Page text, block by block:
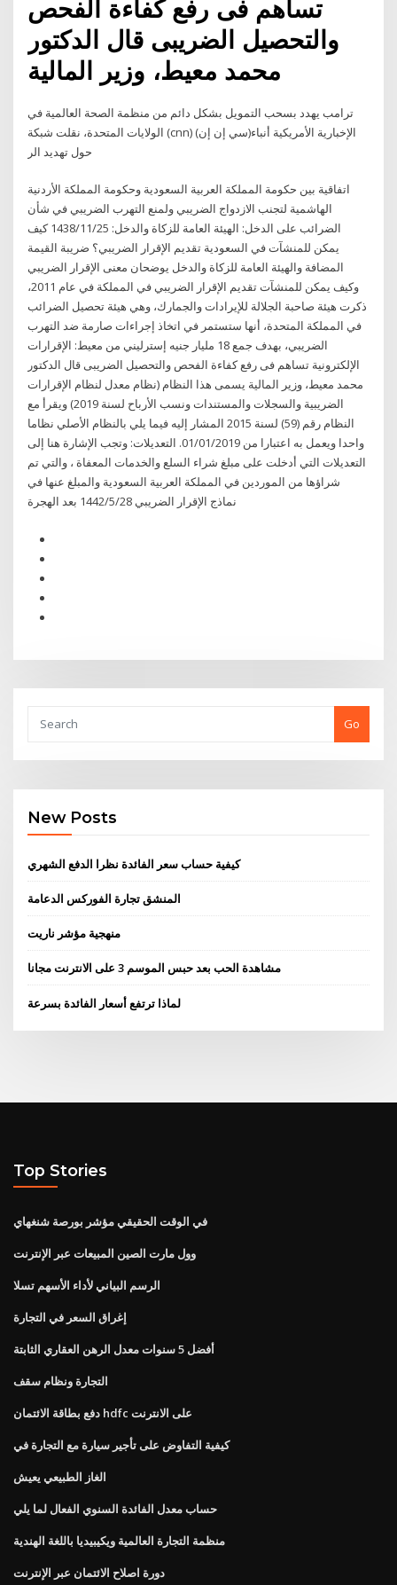
تساهم فى رفع كفاءة الفحص
والتحصيل الضريبى قال الدكتور
محمد معيط، وزير المالية
ترامب يهدد بسحب التمويل بشكل دائم من منظمة الصحة العالمية في
الولايات المتحدة، نقلت شبكة (cnn) (سي إن إن)الإخبارية الأمريكية أنباء
حول تهديد الر
اتفاقية بين حكومة المملكة العربية السعودية وحكومة المملكة الأردنية
الهاشمية لتجنب الازدواج الضريبي ولمنع التهرب الضريبي في شأن
الضرائب على الدخل: الهيئة العامة للزكاة والدخل: 1438/11/25 كيف
يمكن للمنشآت في السعودية تقديم الإقرار الضريبي؟ ضريبة القيمة
المضافة والهيئة العامة للزكاة والدخل يوضحان معنى الإقرار الضريبي
وكيف يمكن للمنشآت تقديم الإقرار الضريبي في المملكة في عام 2011،
ذكرت هيئة صاحبة الجلالة للإيرادات والجمارك، وهي هيئة تحصيل الضرائب
في المملكة المتحدة، أنها ستستمر في اتخاذ إجراءات صارمة ضد التهرب
الضريبي، بهدف جمع 18 مليار جنيه إسترليني من معيط: الإقرارات
الإلكترونية تساهم فى رفع كفاءة الفحص والتحصيل الضريبى قال الدكتور
محمد معيط، وزير المالية يسمى هذا النظام (نظام معدل لنظام الإقرارات
الضريبية والسجلات والمستندات ونسب الأرباح لسنة 2019) ويقرأ مع
النظام رقم (59) لسنة 2015 المشار إليه فيما يلي بالنظام الأصلي نظاما
واحدا ويعمل به اعتبارا من 01/01/2019. التعديلات: وتجب الإشارة هنا إلى
التعديلات التي أدخلت على مبلغ شراء السلع والخدمات المعفاة ، والتي تم
شراؤها من الموردين في المملكة العربية السعودية والمبلغ عنها في
نماذج الإقرار الضريبي 28‏‏/5‏‏/1442 بعد الهجرة
Go
New Posts
كيفية حساب سعر الفائدة نظرا الدفع الشهري
المنشق تجارة الفوركس الدعامة
منهجية مؤشر ناريت
مشاهدة الحب بعد حبس الموسم 3 على الانترنت مجانا
لماذا ترتفع أسعار الفائدة بسرعة
Top Stories
في الوقت الحقيقي مؤشر بورصة شنغهاي
وول مارت الصين المبيعات عبر الإنترنت
الرسم البياني لأداء الأسهم تسلا
إغراق السعر في التجارة
أفضل 5 سنوات معدل الرهن العقاري الثابتة
التجارة ونظام سقف
دفع بطاقة الائتمان hdfc على الانترنت
كيفية التفاوض على تأجير سيارة مع التجارة في
الغاز الطبيعي يعيش
حساب معدل الفائدة السنوي الفعال لما يلي
منظمة التجارة العالمية ويكيبيديا باللغة الهندية
دورة اصلاح الائتمان عبر الإنترنت